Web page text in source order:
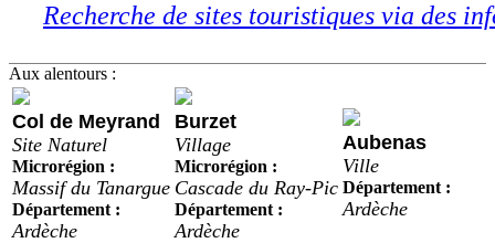
Recherche de sites touristiques via des
Aux alentours :
Col de Meyrand
Site Naturel
Microrégion :
Massif du Tanargue
Département :
Ardèche
Burzet
Village
Microrégion :
Cascade du Ray-Pic
Département :
Ardèche
Aubenas
Ville
Département :
Ardèche